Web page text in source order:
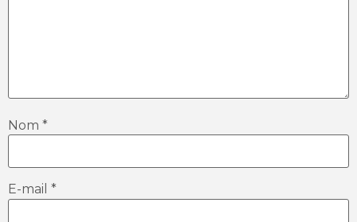
Nom *
E-mail *